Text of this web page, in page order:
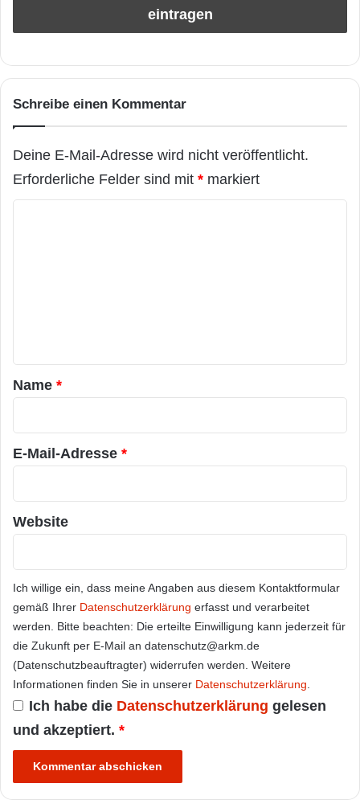
Schreibe einen Kommentar
Deine E-Mail-Adresse wird nicht veröffentlicht.
Erforderliche Felder sind mit * markiert
a
r
*
Name *
E-Mail-Adresse *
Website
Ich willige ein, dass meine Angaben aus diesem Kontaktformular
gemäß Ihrer Datenschutzerklärung erfasst und verarbeitet
werden. Bitte beachten: Die erteilte Einwilligung kann jederzeit für
die Zukunft per E-Mail an datenschutz@arkm.de
(Datenschutzbeauftragter) widerrufen werden. Weitere
Informationen finden Sie in unserer Datenschutzerklärung.
Ich habe die Datenschutzerklärung gelesen
und akzeptiert. *